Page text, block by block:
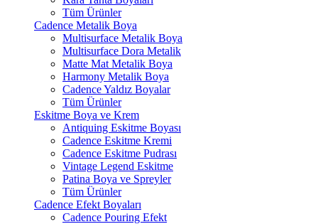
Tüm Ürünler
Cadence Metalik Boya
Multisurface Metalik Boya
Multisurface Dora Metalik
Matte Mat Metalik Boya
Harmony Metalik Boya
Cadence Yaldız Boyalar
Tüm Ürünler
Eskitme Boya ve Krem
Antiquing Eskitme Boyası
Cadence Eskitme Kremi
Cadence Eskitme Pudrası
Vintage Legend Eskitme
Patina Boya ve Spreyler
Tüm Ürünler
Cadence Efekt Boyaları
Cadence Pouring Efekt